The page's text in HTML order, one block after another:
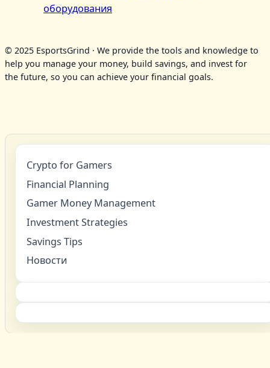
оборудования
© 2025 EsportsGrind · We provide the tools and knowledge to
help you manage your money, build savings, and invest for
the future, so you can achieve your financial goals.
Crypto for Gamers
Financial Planning
Gamer Money Management
Investment Strategies
Savings Tips
Новости